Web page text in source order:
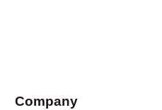
Company